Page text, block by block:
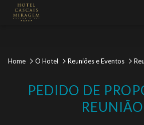
Home O Hotel Reuniões e Eventos
PEDIDO DE
REUNIÃO